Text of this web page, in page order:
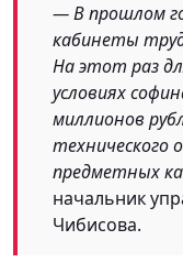
— В прошлом
кабинеты
На этот раз
условиях
миллионов
технического
предметных
начальник
Чибисова.